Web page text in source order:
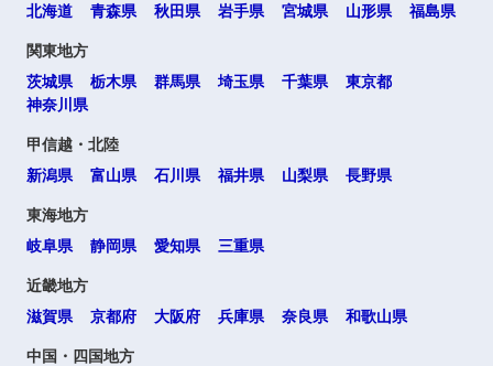
北海道
青森県 秋田県 岩手県 宮城県 山形県 福島県
関東地方
茨城県
栃木県 群馬県 埼玉県 千葉県
東京都
神奈川県
甲信越・北陸
新潟県
富山県 石川県 福井県 山梨県 長野県
東海地方
岐阜県
静岡県 愛知県 三重県
近畿地方
滋賀県
京都府 大阪府 兵庫県 奈良県 和歌山県
中国・四国地方